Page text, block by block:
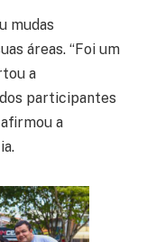
mudas
áreas. “Foi um
a
participantes
a